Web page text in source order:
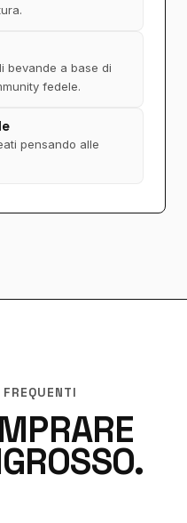
bevande a base di
fedele.
pensando alle